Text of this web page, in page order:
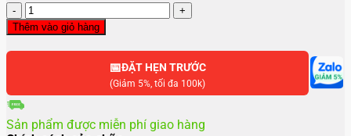
Thay
màn
hình
Xiaomi
3
lượng
Thêm vào giỏ hàng
📅ĐẶT HẸN TRƯỚC
(Giảm 5%, tối đa 100k)
Sản phẩm được miễn phí giao hàng